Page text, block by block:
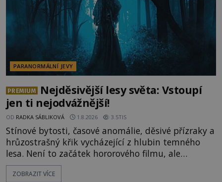
PARANORMÁLNÍ JEVY
PREMIUM
Nejděsivější lesy světa: Vstoupí
jen ti nejodvážnější!
OD RADKA SÁBLIKOVÁ 1.8.2026 3.5TIS
Stínové bytosti, časové anomálie, děsivé přízraky a
hrůzostrašný křik vycházející z hlubin temného
lesa. Není to začátek hororového filmu, ale
události, které popisují návštěvníci lesů, které jsou
označovány jako nejděsivější na světě. Lidé bydlící
ZOBRAZIT VÍCE